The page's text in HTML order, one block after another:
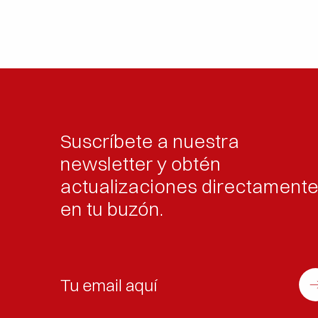
Suscríbete a nuestra
newsletter y obtén
actualizaciones directamente
en tu buzón.